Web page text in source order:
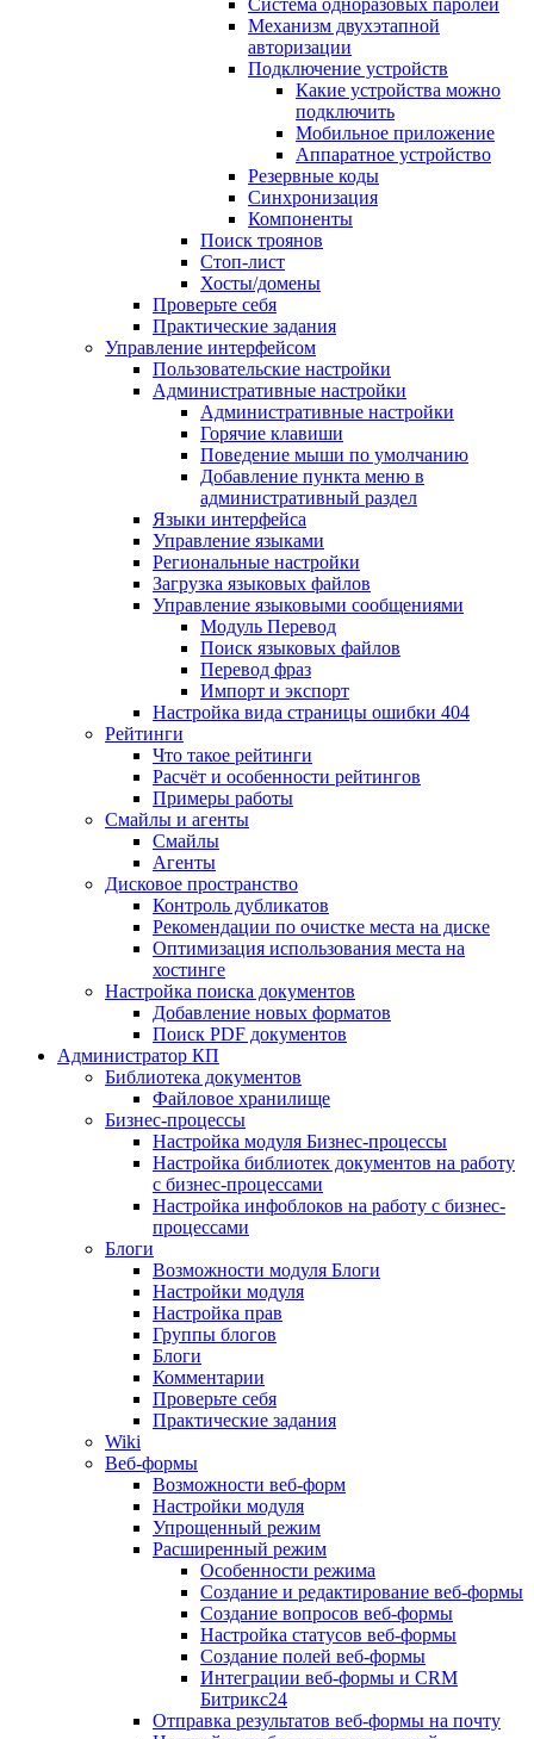
Система одноразовых паролей
Механизм двухэтапной
авторизации
Подключение устройств
Какие устройства можно
подключить
Мобильное приложение
Аппаратное устройство
Резервные коды
Синхронизация
Компоненты
Поиск троянов
Стоп-лист
Хосты/домены
Проверьте себя
Практические задания
Управление интерфейсом
Пользовательские настройки
Административные настройки
Административные настройки
Горячие клавиши
Поведение мыши по умолчанию
Добавление пункта меню в
административный раздел
Языки интерфейса
Управление языками
Региональные настройки
Загрузка языковых файлов
Управление языковыми сообщениями
Mодуль Перевод
Поиск языковых файлов
Перевод фраз
Импорт и экспорт
Настройка вида страницы ошибки 404
Рейтинги
Что такое рейтинги
Расчёт и особенности рейтингов
Примеры работы
Смайлы и агенты
Смайлы
Агенты
Дисковое пространство
Контроль дубликатов
Рекомендации по очистке места на диске
Оптимизация использования места на
хостинге
Настройка поиска документов
Добавление новых форматов
Поиск PDF документов
Администратор КП
Библиотека документов
Файловое хранилище
Бизнес-процессы
Настройка модуля Бизнес-процессы
Настройка библиотек документов на работу
с бизнес-процессами
Настройка инфоблоков на работу с бизнес-
процессами
Блоги
Возможности модуля Блоги
Настройки модуля
Настройка прав
Группы блогов
Блоги
Комментарии
Проверьте себя
Практические задания
Wiki
Веб-формы
Возможности веб-форм
Настройки модуля
Упрощенный режим
Расширенный режим
Особенности режима
Создание и редактирование веб-формы
Создание вопросов веб-формы
Настройка статусов веб-формы
Создание полей веб-формы
Интеграции веб-формы и CRM
Битрикс24
Отправка результатов веб-формы на почту